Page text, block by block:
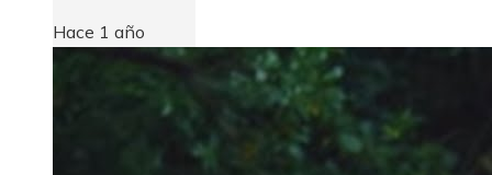
Hace 1 año